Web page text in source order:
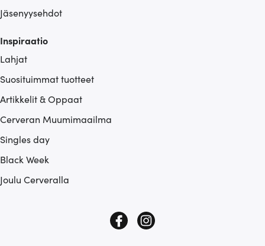
Jäsenyysehdot
Inspiraatio
Lahjat
Suosituimmat tuotteet
Artikkelit & Oppaat
Cerveran Muumimaailma
Singles day
Black Week
Joulu Cerveralla